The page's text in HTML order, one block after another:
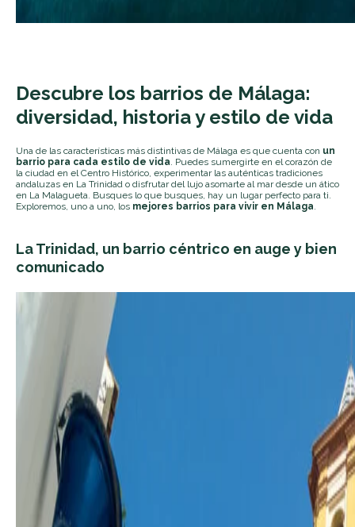
Descubre los barrios de Málaga:
diversidad, historia y estilo de vida
Una de las características más distintivas de Málaga es que cuenta con un
barrio para cada estilo de vida . Puedes sumergirte en el corazón de
la ciudad en el Centro Histórico, experimentar las auténticas tradiciones
andaluzas en La Trinidad o disfrutar del lujo asomarte al mar desde un ático
en La Malagueta. Busques lo que busques, hay un lugar perfecto para ti.
Exploremos, uno a uno, los mejores barrios para vivir en Málaga
La Trinidad, un barrio céntrico en auge y bien
comunicado